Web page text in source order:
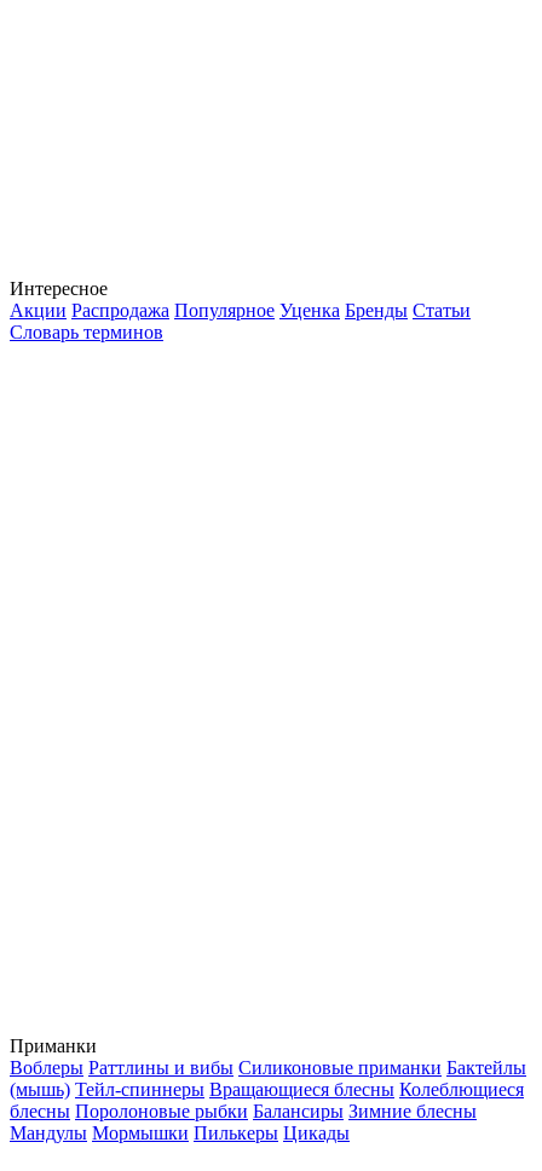
Интересное
Акции Распродажа Популярное Уценка Бренды Статьи
Словарь терминов
Приманки
Воблеры Раттлины и вибы Силиконовые приманки Бактейлы
(мышь) Тейл-спиннеры Вращающиеся блесны Колеблющиеся
блесны Поролоновые рыбки Балансиры Зимние блесны
Мандулы Мормышки Пилькеры Цикады